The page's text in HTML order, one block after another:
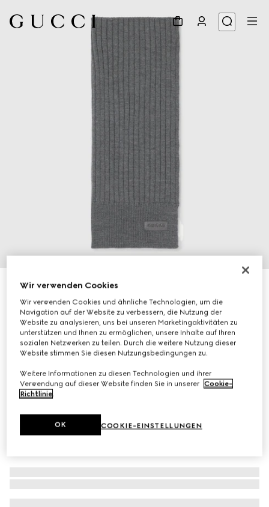
Schal aus Wollstrick mit Logo
€ 275
Variantengrau
Wir verwenden Cookies
Wir verwenden Cookies und ähnliche Technologien, um die
Navigation auf der Website zu verbessern, die Nutzung der
Website zu analysieren, uns bei unseren Marketingaktivitäten zu
unterstützen und Ihnen zu ermöglichen, unsere Inhalte auf Ihren
sozialen Netzwerken zu teilen. Durch die weitere Nutzung dieser
Website stimmen Sie diesen Nutzungsbedingungen zu.
Weitere Informationen zu diesen Technologien und ihrer
Verwendung auf dieser Website finden Sie in unserer Cookie-
Richtlinie.
COOKIE-EINSTELLUNGEN
OK